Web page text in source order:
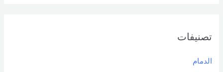
تصنيفات
الدمام